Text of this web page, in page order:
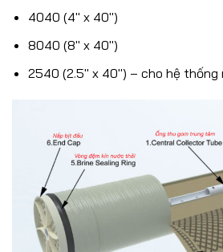
4040 (4" x 40")
8040 (8" x 40")
2540 (2.5" x 40") – cho hệ thống